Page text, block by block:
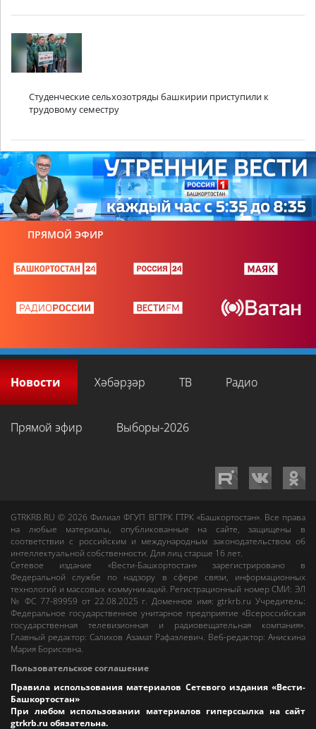
Студенческие сельхозотряды башкирии приступили к
трудовому семестру
ПРЯМОЙ ЭФИР
Новости Хәбәрҙәр ТВ Радио
Прямой эфир Выборы-2026
GTRKRB.RU © 2026Филиал ФГУП ВГТРК ГТРК «Башкортостан». Все права
на любые материалы, опубликованные на сайте, защищены в
соответствии с российским и международным законодательством об
интеллектуальной собственности. Для лиц старше 16 лет.
Сетевое издание «Вести-Башкортостан»зарегистрировано в
Федеральной службе по надзору в сфере связи, информационных
технологий и массовых коммуникаций. Регистрационный номер СМИ: ЭЛ
№ ФС 77-89959 от 22.08.2025 г. Доменное имя:gtrkrb.ru Учредитель:
Федеральное государственное унитарное предприятие «Всероссийская
государственная телевизионная и радиовещательная компания».
Главный редактор:Салихов Азамат Рафаэлевич. Веб-редактор:Анискина
Мария Борисовна.
Пользовательское соглашение
Правила использования материалов Сетевого издания «Вести-
Башкортостан»
При любом использовании материалов гиперссылка на сайт
gtrkrb.ru обязательна.